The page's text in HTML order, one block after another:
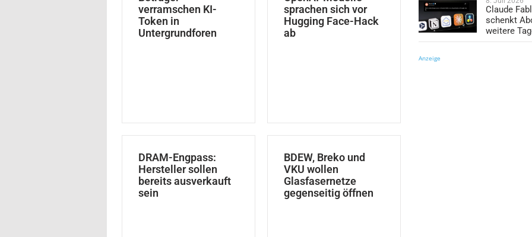
verramschen KI-
Token in
Untergrundforen
sprachen sich vor
Hugging Face-Hack
ab
DRAM-Engpass:
Hersteller sollen
bereits ausverkauft
sein
BDEW, Breko und
VKU wollen
Glasfasernetze
gegenseitig öffnen
Claude
schenkt
weitere
Anzeige